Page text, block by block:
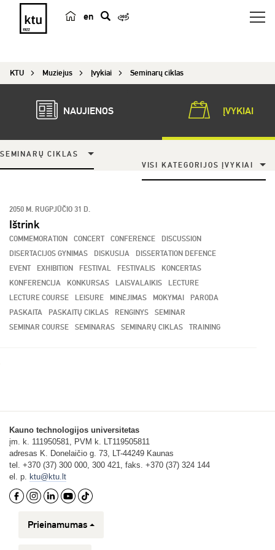
en
e
k
KTU Muziejus Įvykiai Seminarų ciklas
NAUJIENOS ĮVYKIAI
SEMINARŲ CIKLAS
VISI KATEGORIJOS ĮVYKIAI
2050 M. RUGPJŪČIO 31 D.
Ištrink
COMMEMORATION CONCERT CONFERENCE
DISCUSSION
DISERTACIJOS GYNIMAS
DISKUSIJA
DISSERTATION DEFENCE
EVENT
EXHIBITION FESTIVAL FESTIVALIS
KONCERTAS
KONFERENCIJA
KONKURSAS LAISVALAIKIS
LECTURE
LECTURE COURSE
LEISURE MINĖJIMAS MOKYMAI
PARODA
PASKAITA
PASKAITŲ CIKLAS RENGINYS
SEMINAR
SEMINAR COURSE
SEMINARAS SEMINARŲ CIKLAS TRAINING
Kauno technologijos universitetas
įm. k. 111950581, PVM k. LT119505811
adresas K. Donelaičio g. 73, LT-44249 Kaunas
tel. +370 (37) 300 000, 300 421, faks. +370 (37) 324 144
el. p. ktu@ktu.lt
Prieinamumas